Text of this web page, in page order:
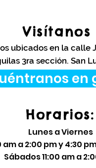
Visítanos
ubicados en la calle
3ra sección. San
Horarios:
Lunes a Viernes
am a 2:00 pm y 4:30
​Sábados 11:00 am a
en